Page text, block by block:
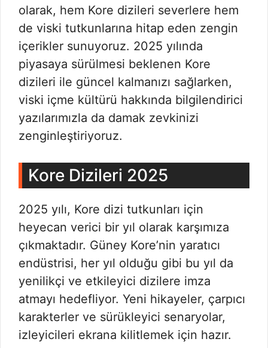
olarak, hem Kore dizileri severlere hem
de viski tutkunlarına hitap eden zengin
içerikler sunuyoruz. 2025 yılında
piyasaya sürülmesi beklenen Kore
dizileri ile güncel kalmanızı sağlarken,
viski içme kültürü hakkında bilgilendirici
yazılarımızla da damak zevkinizi
zenginleştiriyoruz.
Kore Dizileri 2025
2025 yılı, Kore dizi tutkunları için
heyecan verici bir yıl olarak karşımıza
çıkmaktadır. Güney Kore’nin yaratıcı
endüstrisi, her yıl olduğu gibi bu yıl da
yenilikçi ve etkileyici dizilere imza
atmayı hedefliyor. Yeni hikayeler, çarpıcı
karakterler ve sürükleyici senaryolar,
izleyicileri ekrana kilitlemek için hazır.